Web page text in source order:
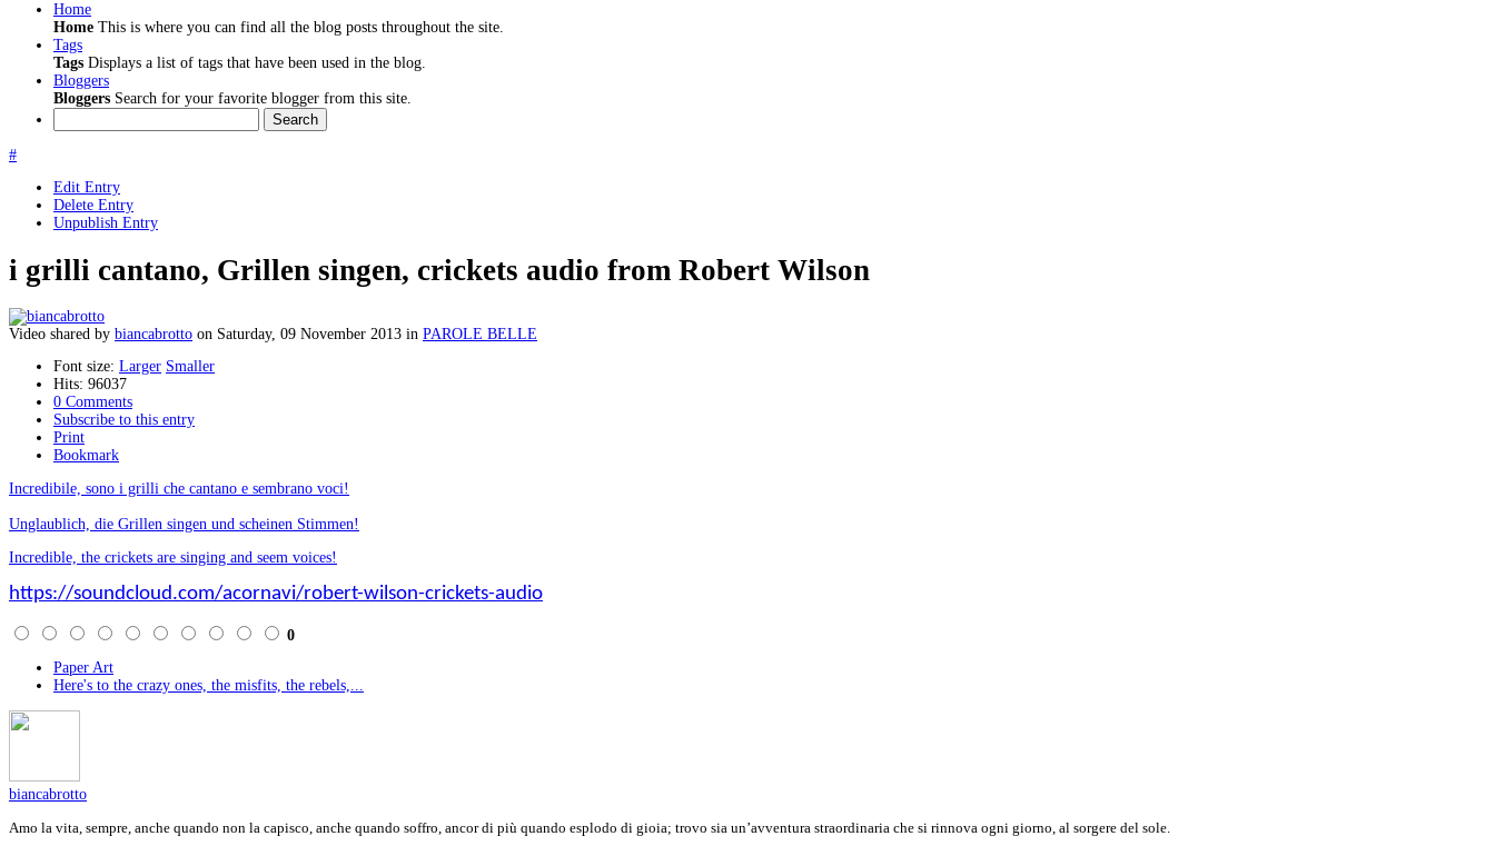
Home
Home This is where you can find all the blog posts throughout the site.
Tags
Tags Displays a list of tags that have been used in the blog.
Bloggers
Bloggers Search for your favorite blogger from this site.
Search
#
Edit Entry
Delete Entry
Unpublish Entry
i grilli cantano, Grillen singen, crickets audio from Robert Wilson
Video shared by biancabrotto on Saturday, 09 November 2013 in PAROLE BELLE
Font size: Larger Smaller
Hits: 96037
0 Comments
Subscribe to this entry
Print
Bookmark
Incredibile, sono i grilli che cantano e sembrano voci!
Unglaublich, die Grillen singen und scheinen Stimmen!
Incredible, the crickets are singing and seem voices!
https://soundcloud.com/acornavi/robert-wilson-crickets-audio
0
Paper Art
Here's to the crazy ones, the misfits, the rebels,...
biancabrotto
Amo la vita, sempre, anche quando non la capisco, anche quando soffro, ancor di più quando esplodo di gioia; trovo sia un’avventura straordinaria che si rinnova ogni giorno, al sorgere del sole.